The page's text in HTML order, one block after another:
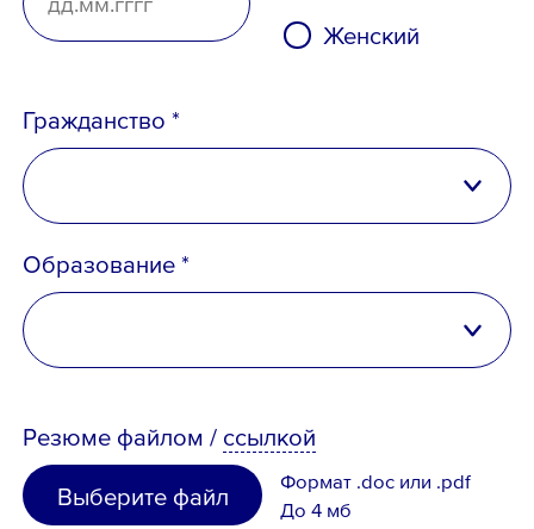
Женский
Гражданство *
Российская Федерация
Беларусь
Казахстан
Узбекистан
Иное
Образование *
неполное высшее
среднее специальное
Резюме файлом / ссылкой
Выберите файл
Формат .doc или .pdf
До 4 мб